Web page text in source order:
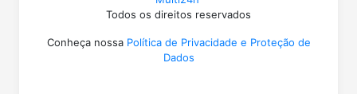
Todos os direitos reservados
Conheça nossa Política de Privacidade e Proteção de
Dados